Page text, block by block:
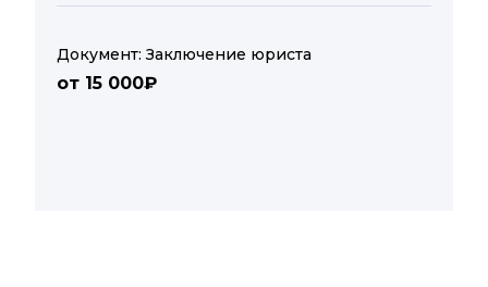
Документ: Заключение юриста
от 15 000₽